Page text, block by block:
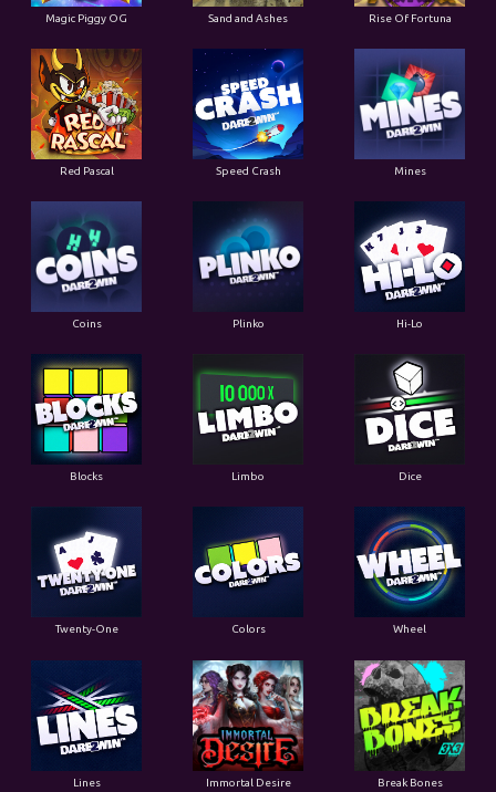
Magic Piggy OG Sand and Ashes Rise Of Fortuna
Red Pascal Speed Crash Mines
Coins Plinko Hi-Lo
Blocks Limbo Dice
Twenty-One Colors Wheel
Lines Immortal Desire Break Bones